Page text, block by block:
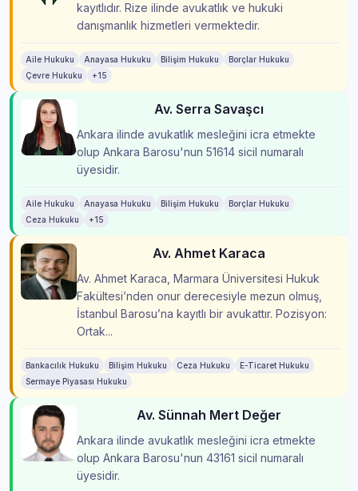
kayıtlıdır. Rize ilinde avukatlık ve hukuki
danışmanlık hizmetleri vermektedir.
Aile Hukuku Anayasa Hukuku Bilişim Hukuku
Borçlar Hukuku
Çevre Hukuku
+15
Av. Serra Savaşcı
Ankara ilinde avukatlık mesleğini icra etmekte
olup Ankara Barosu'nun 51614 sicil numaralı
üyesidir.
Aile Hukuku Anayasa Hukuku Bilişim Hukuku
Borçlar Hukuku
Ceza Hukuku
+15
Av. Ahmet Karaca
Av. Ahmet Karaca, Marmara Üniversitesi Hukuk
Fakültesi’nden onur derecesiyle mezun olmuş,
İstanbul Barosu’na kayıtlı bir avukattır. Pozisyon:
Ortak...
Bankacılık Hukuku Bilişim Hukuku Ceza Hukuku
E-Ticaret Hukuku
Sermaye Piyasası Hukuku
Av. Sünnah Mert Değer
Ankara ilinde avukatlık mesleğini icra etmekte
olup Ankara Barosu'nun 43161 sicil numaralı
üyesidir.